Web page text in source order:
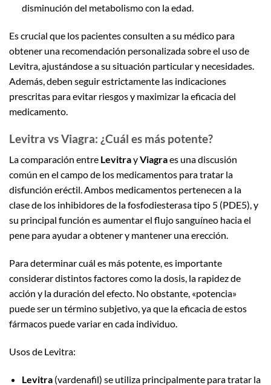
disminución del metabolismo con la edad.
Es crucial que los pacientes consulten a su médico para
obtener una recomendación personalizada sobre el uso de
Levitra, ajustándose a su situación particular y necesidades.
Además, deben seguir estrictamente las indicaciones
prescritas para evitar riesgos y maximizar la eficacia del
medicamento.
Levitra vs Viagra: ¿Cuál es más potente?
La comparación entre LevitrayViagraes una discusión
común en el campo de los medicamentos para tratar la
disfunción eréctil. Ambos medicamentos pertenecen a la
clase de los inhibidores de la fosfodiesterasa tipo 5 (PDE5), y
su principal función es aumentar el flujo sanguíneo hacia el
pene para ayudar a obtener y mantener una erección.
Para determinar cuál es más potente, es importante
considerar distintos factores como la dosis, la rapidez de
acción y la duración del efecto. No obstante, «potencia»
puede ser un término subjetivo, ya que la eficacia de estos
fármacos puede variar en cada individuo.
Usos de Levitra:
Levitra(vardenafil) se utiliza principalmente para tratar la